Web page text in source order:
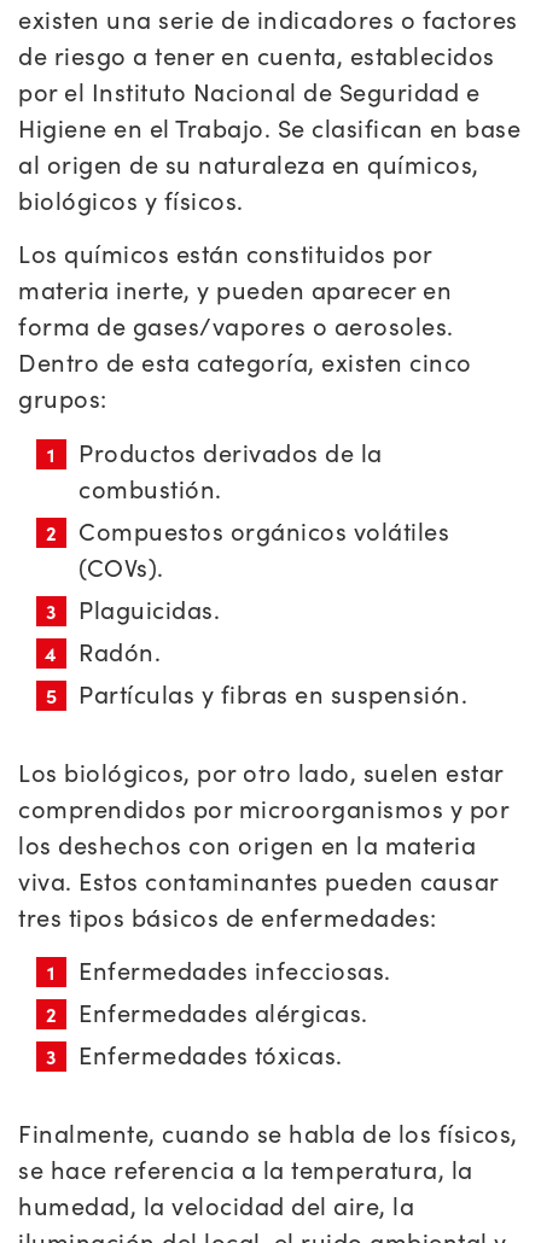
existen una serie de indicadores o factores
de riesgo a tener en cuenta, establecidos
por el Instituto Nacional de Seguridad e
Higiene en el Trabajo. Se clasifican en base
al origen de su naturaleza en químicos,
biológicos y físicos.
Los químicos están constituidos por
materia inerte, y pueden aparecer en
forma de gases/vapores o aerosoles.
Dentro de esta categoría, existen cinco
grupos:
Productos derivados de la
combustión.
Compuestos orgánicos volátiles
(COVs).
Plaguicidas.
Radón.
Partículas y fibras en suspensión.
Los biológicos, por otro lado, suelen estar
comprendidos por microorganismos y por
los deshechos con origen en la materia
viva. Estos contaminantes pueden causar
tres tipos básicos de enfermedades:
Enfermedades infecciosas.
Enfermedades alérgicas.
Enfermedades tóxicas.
Finalmente, cuando se habla de los físicos,
se hace referencia a la temperatura, la
humedad, la velocidad del aire, la